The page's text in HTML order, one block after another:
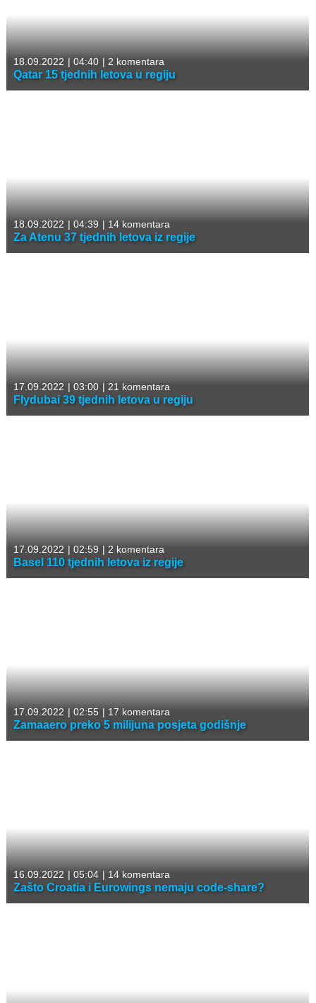
18.09.2022 | 04:40 | 2 komentara
Qatar 15 tjednih letova u regiju
18.09.2022 | 04:39 | 14 komentara
Za Atenu 37 tjednih letova iz regije
17.09.2022 | 03:00 | 21 komentara
Flydubai 39 tjednih letova u regiju
17.09.2022 | 02:59 | 2 komentara
Basel 110 tjednih letova iz regije
17.09.2022 | 02:55 | 17 komentara
Zamaaero preko 5 milijuna posjeta godišnje
16.09.2022 | 05:04 | 14 komentara
Zašto Croatia i Eurowings nemaju code-share?